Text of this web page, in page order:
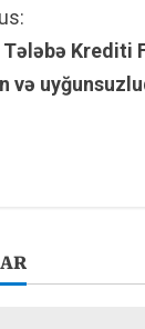
Krediti
və